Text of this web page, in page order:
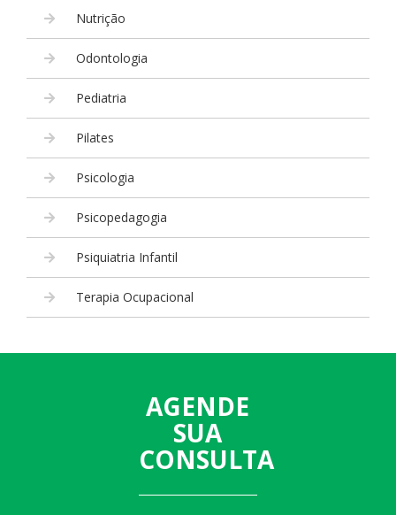
Nutrição
Odontologia
Pediatria
Pilates
Psicologia
Psicopedagogia
Psiquiatria Infantil
Terapia Ocupacional
AGENDE
SUA
CONSULTA